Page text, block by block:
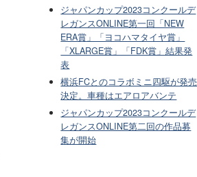
ジャパンカップ2023コンクールデ
レガンスONLINE第一回「NEW
ERA賞」「ヨコハマタイヤ賞」
「XLARGE賞」「FDK賞」結果発
表
横浜FCとのコラボミニ四駆が発売
決定。車種はエアロアバンテ
ジャパンカップ2023コンクールデ
レガンスONLINE第二回の作品募
集が開始